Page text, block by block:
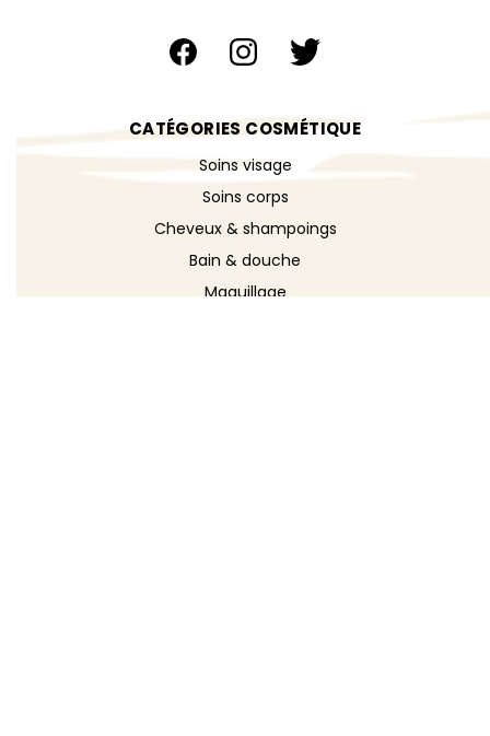
CATÉGORIES COSMÉTIQUE
Soins visage
Soins corps
Cheveux & shampoings
Bain & douche
Maquillage